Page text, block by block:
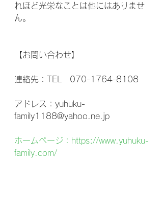
れほど光栄なことは他にはありませ
ん。
【お問い合わせ】
連絡先：TEL　070-1764-8108
アドレス：yuhuku-
family1188@yahoo.ne.jp
ホームページ：https://www.yuhuku-
family.com/